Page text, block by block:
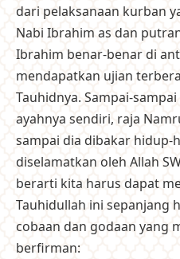
dari pelaksanaan kurban
Nabi Ibrahim as dan
Ibrahim benar-benar di
mendapatkan ujian
Tauhidnya. Sampai-
ayahnya sendiri, raja
sampai dia dibakar hidup-
diselamatkan oleh Allah
berarti kita harus dapat
Tauhidullah ini sepanjang
cobaan dan godaan yang
berfirman: